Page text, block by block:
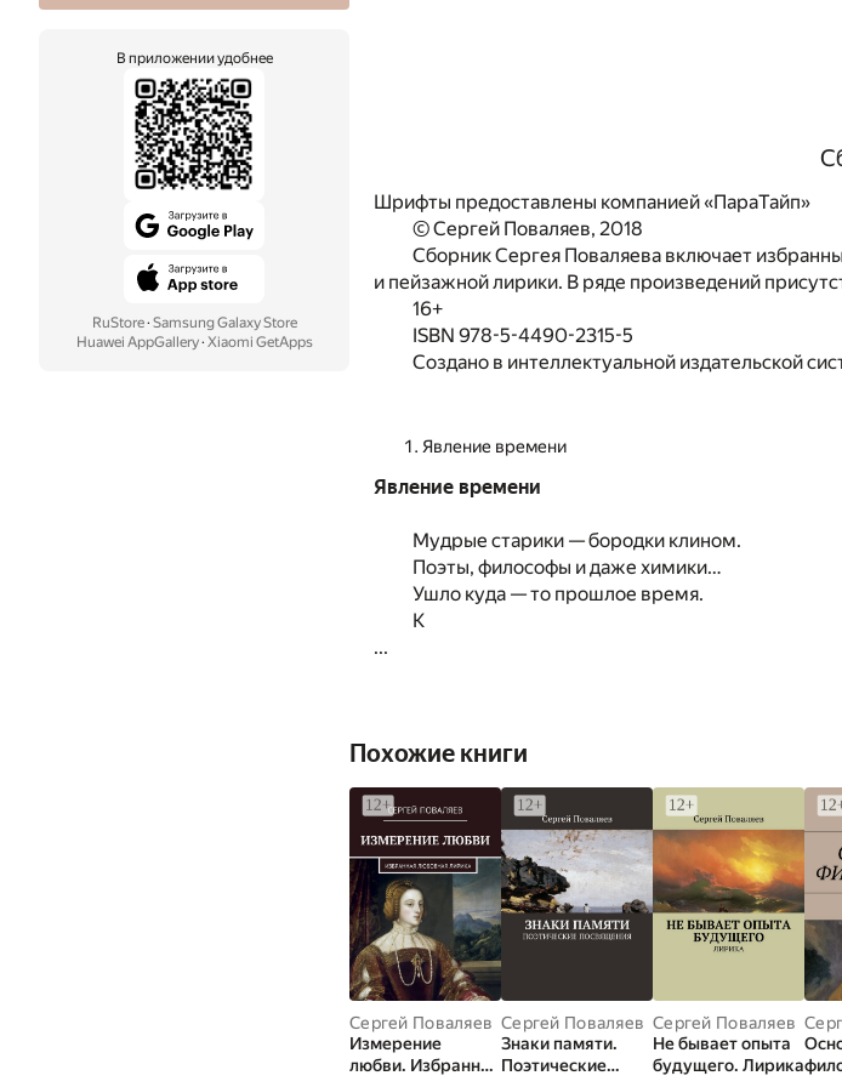
В приложении удобнее
RuStore· Samsung Galaxy Store
Huawei AppGallery· Xiaomi GetApps
Шрифты предоставлены компанией «ПараТайп»
© Сергей Поваляев, 2018
Сборник Сергея Поваляева включает
и пейзажной лирики. В ряде произведений
16+
ISBN 978-5-4490-2315-5
Создано в интеллектуальной издательской
Явление времени
Явление времени
Мудрые старики — бородки клином.
Поэты, философы и даже химики…
Ушло куда — то прошлое время.
К
...
Похожие книги
Сергей Поваляев
Измерение
любви. Избранная
Сергей Поваляев
Знаки памяти.
Поэтические
Сергей Поваляев
Не бывает опыта
будущего. Лирика